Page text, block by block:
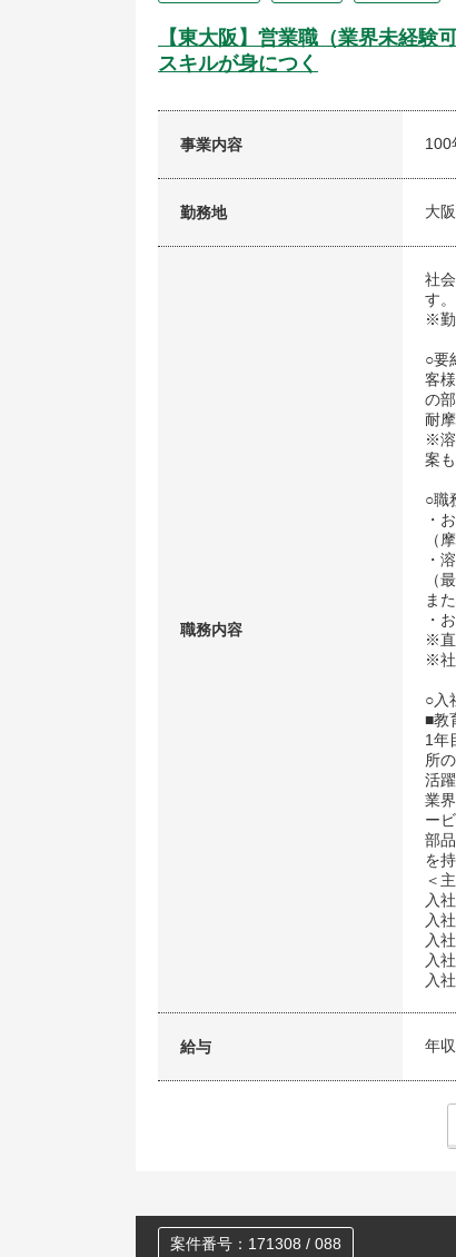
【東大阪】営業職（業界未経験
スキルが身につく
事業内容 100
勤務地 大
職務内容
社
す。
※勤
○要
客
の
耐
※溶
案
○職
・
（
・
（
ま
・
※直
※社
○入
■教
1年
所
活
業
ー
部
を
＜
入
入
入
入
入
給与 年
案件番号：171308 / 088